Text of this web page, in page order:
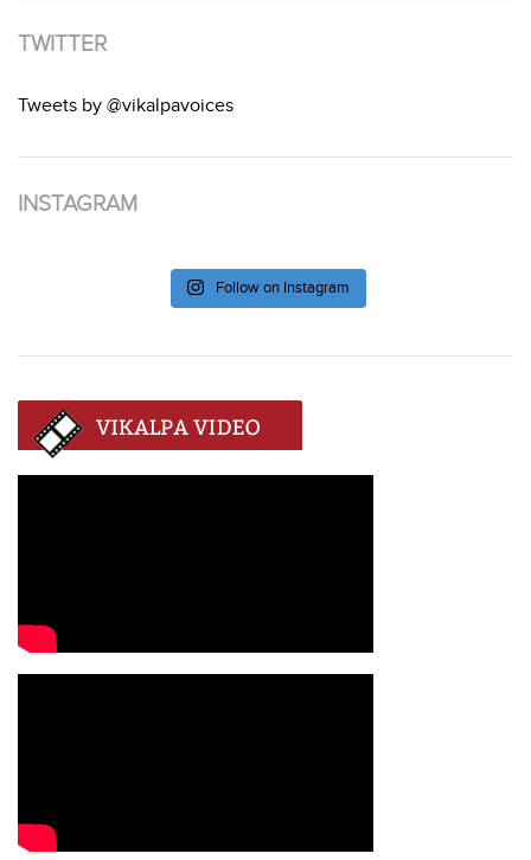
TWITTER
Tweets by @vikalpavoices
INSTAGRAM
Follow on Instagram